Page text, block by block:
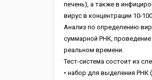
печень), а также в
вирус в концентрации 10-
Анализ по определению
суммарной РНК,
реальном времени.
Тест-система состоит из
• набор для выделения РНК